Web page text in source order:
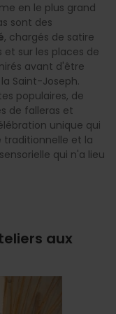
en le plus grand
sont des
, chargés de satire
et sur les places de
avant d'être
Saint-Joseph.
populaires, de
de falleras et
unique qui
traditionnelle et la
qui n'a lieu
aux